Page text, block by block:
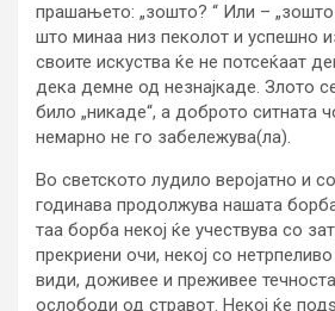
прашањето: „зошто? “ Или – „зошто
што минаа низ пеколот и успешно
своите искуства ќе не потсеќаат
дека демне од незнајкаде. Злото
било „никаде“, а доброто ситната
немарно не го забележува(ла).
Во светското лудило веројатно и
годинава продолжува нашата
таа борба некој ќе учествува со
прекриени очи, некој со
види, доживее и преживее
ослободи од стравот. Некој ќе